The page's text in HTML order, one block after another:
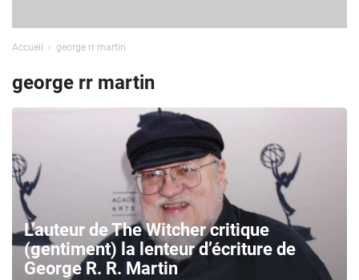
Accueil george rr martin
george rr martin
L’auteur de The Witcher critique
(gentiment) la lenteur d’écriture de
George R. R. Martin